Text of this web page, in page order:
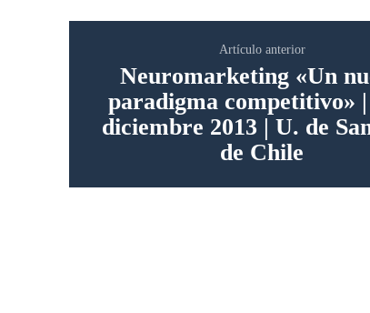
Artículo anterior
Neuromarketing «Un
paradigma competitivo» |
diciembre 2013 | U. de
de Chile